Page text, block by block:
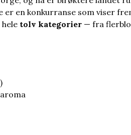
er en konkurranse som viser
tolv kategorier — fra